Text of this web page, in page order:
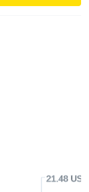
21.48 USD